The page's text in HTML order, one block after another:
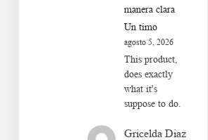
manera clara
Un timo
agosto 5, 2026
This product,
does exactly
what it's
suppose to do.
Gricelda Diaz